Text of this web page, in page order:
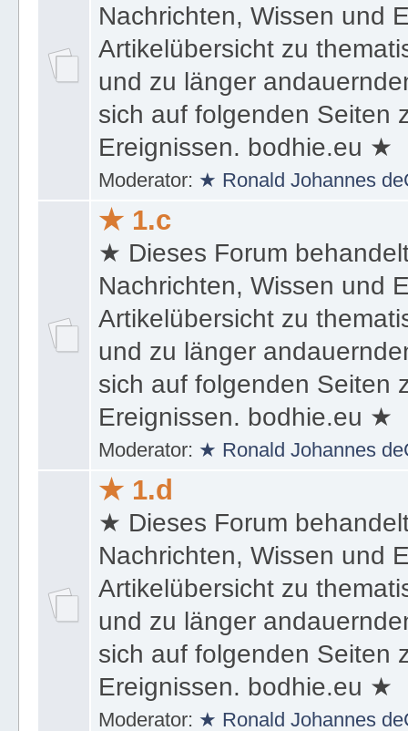
Nachrichten, Wissen und
Artikelübersicht zu
und zu länger
sich auf folgenden Seiten
Ereignissen. bodhie.eu ★
Moderator: ★ Ronald Johannes
★ 1.c
★ Dieses Forum
Nachrichten, Wissen und
Artikelübersicht zu
und zu länger
sich auf folgenden Seiten
Ereignissen. bodhie.eu ★
Moderator: ★ Ronald Johannes
★ 1.d
★ Dieses Forum
Nachrichten, Wissen und
Artikelübersicht zu
und zu länger
sich auf folgenden Seiten
Ereignissen. bodhie.eu ★
Moderator: ★ Ronald Johannes